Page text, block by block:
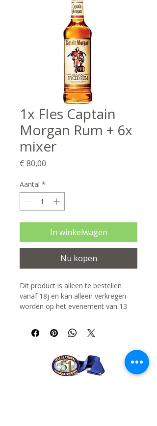
1x Fles Captain
Morgan Rum + 6x
mixer
€ 80,00
Aantal *
In winkelwagen
Nu kopen
Dit product is alleen te bestellen
vanaf 18j en kan alleen verkregen
worden op het evenement van 13